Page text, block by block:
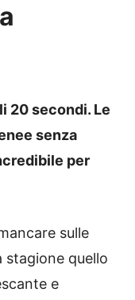
20 secondi. Le
senza
per
sulle
stagione quello
e